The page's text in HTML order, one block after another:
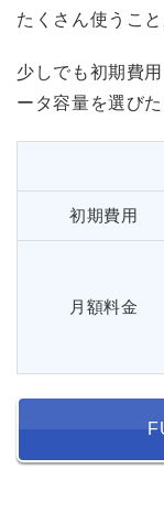
たくさん使うこ
少しでも初期費
ータ容量を選び
初期費用
月額料金